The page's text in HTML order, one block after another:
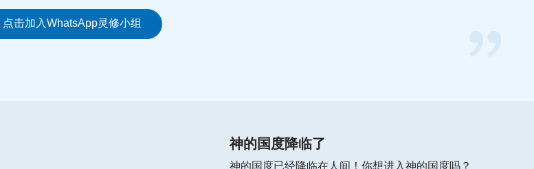
点击加入WhatsApp灵修小组
神的国度降临了
神的国度已经降临在人间！你想进入神的国度吗？
C． 如何亲近神
D．如何依靠神有信心